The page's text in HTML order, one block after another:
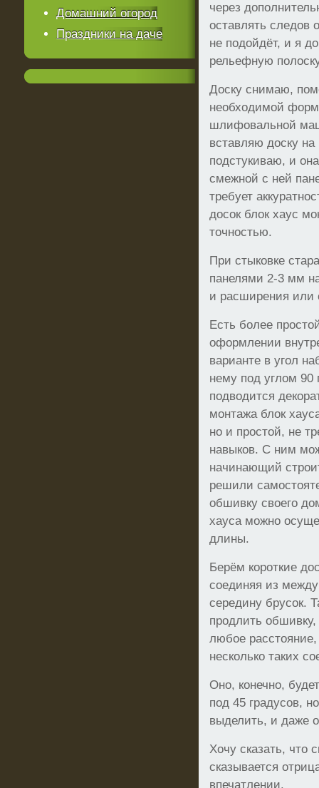
через
оставлять следов
не подойдёт, и я
рельефную
Доску снимаю,
необходимой
шлифовальной
вставляю доску
подстукиваю, и
смежной с ней
требует
досок блок хаус
точностью.
При стыковке
панелями 2-3 мм
и расширения или
Есть более
оформлении
варианте в угол
нему под углом 90
подводится
монтажа блок
но и простой, не
навыков. С ним
начинающий
решили
обшивку своего
хауса можно
длины.
Берём короткие
соединяя из
середину брусок.
продлить
любое
несколько таких
Оно, конечно,
под 45 градусов,
выделить, и даже
Хочу сказать, что
сказывается
впечатлении.
Домашний огород
Праздники на даче